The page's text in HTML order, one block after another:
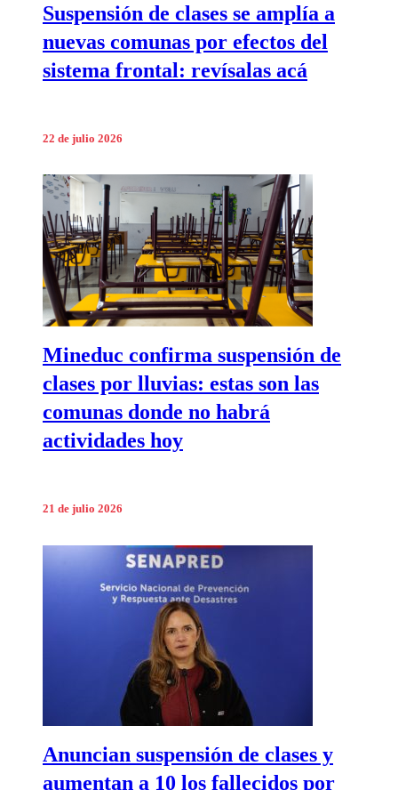
Suspensión de clases se amplía a
nuevas comunas por efectos del
sistema frontal: revísalas acá
22 de julio 2026
Mineduc confirma suspensión de
clases por lluvias: estas son las
comunas donde no habrá
actividades hoy
21 de julio 2026
Anuncian suspensión de clases y
aumentan a 10 los fallecidos por